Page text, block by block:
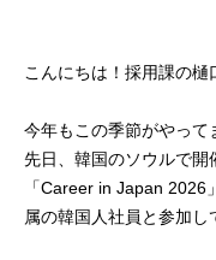
こんにちは！採用課の樋
今年もこの季節がやって
先日、韓国のソウルで開
「Career in Japan
属の韓国人社員と参加し